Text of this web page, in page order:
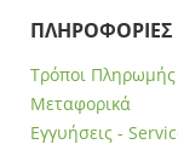
ΠΛΗΡΟΦΟΡΙΕΣ
Τρόποι Πληρωμής
Μεταφορικά
Εγγυήσεις -